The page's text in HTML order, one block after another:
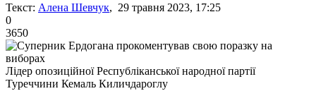
Текст: Алена Шевчук, 29 травня 2023, 17:25
0
3650
Лідер опозиційної Республіканської народної партії
Туреччини Кемаль Киличдароглу